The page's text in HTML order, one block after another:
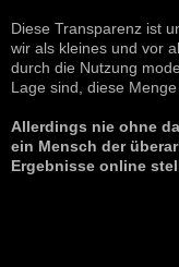
Diese Transparenz ist
wir als kleines und vor
durch die Nutzung
Lage sind, diese
Allerdings nie ohne
ein Mensch der
Ergebnisse online